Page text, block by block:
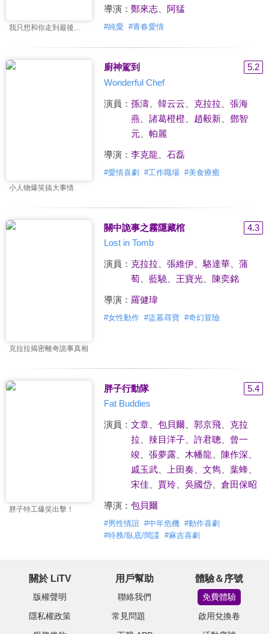
我只想和你走到最後…
導演： 鄭來志、 阿猛
#純愛 #青春愛情
小人物爆笑搞大事情
廚神駕到
5.2
Wonderful Chef
演員： 孫濤、 韓云云 克拉拉
張海
燕
諸葛橙橙、 趙毅新、 鄧智
元、 帕麗
導演： 李克龍 石磊
#愛情喜劇 #工作職場 #美食療癒
克拉拉揭密離奇詭事真相
關中詭事之霧隱藏棺
4.3
Lost in Tomb
演員： 克拉拉 張維伊、 駱達華、 蒲
萄、 藍驍 王寶光、 陳奕銘
導演： 羅健瑋
#女性動作 #盜墓尋寶 #奇幻冒險
胖子特工爆笑出擊！
胖子行動隊
5.4
Fat Buddies
演員： 文章、 包貝爾、 郭京飛、 克拉
拉
辣目洋子、 許君聰
曾一
竣
張夢露、 木幡龍 陳作深
戚玉武、 上田奏 文雋、 葉蜂、
宋佳
賈玲、 吳國岱、 倉田保昭
導演： 包貝爾
#男性情誼 #中年危機 #動作喜劇
#特務/臥底/間諜 #麻吉喜劇
關於 LiTV
版權聲明
隱私權政策
用戶幫助
聯絡我們
常見問題
體驗＆序號
免費體驗
啟用兌換卷